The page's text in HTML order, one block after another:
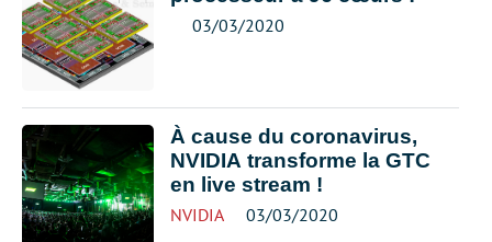
03/03/2020
À cause du coronavirus,
NVIDIA transforme la GTC
en live stream !
NVIDIA 03/03/2020